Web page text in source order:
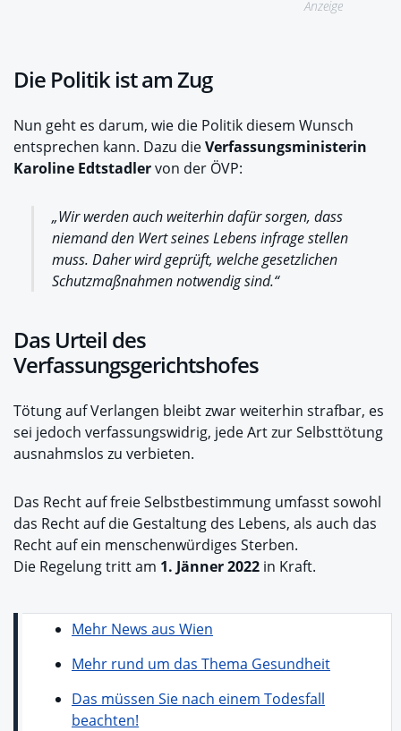
Anzeige
Die Politik ist am Zug
Nun geht es darum, wie die Politik diesem Wunsch
entsprechen kann. Dazu dieVerfassungsministerin
Karoline Edtstadlervon der ÖVP:
„Wir werden auch weiterhin dafür sorgen, dass
niemand den Wert seines Lebens infrage stellen
muss. Daher wird geprüft, welche gesetzlichen
Schutzmaßnahmen notwendig sind.“
Das Urteil des
Verfassungsgerichtshofes
Tötung auf Verlangen bleibt zwar weiterhin strafbar, es
sei jedoch verfassungswidrig, jede Art zur Selbsttötung
ausnahmslos zu verbieten.
Das Recht auf freie Selbstbestimmung umfasst sowohl
das Recht auf die Gestaltung des Lebens, als auch das
Recht auf ein menschenwürdiges Sterben.
Die Regelung tritt am 1. Jänner 2022 in Kraft.
Mehr News aus Wien
Mehr rund um das Thema Gesundheit
Das müssen Sie nach einem Todesfall
beachten!